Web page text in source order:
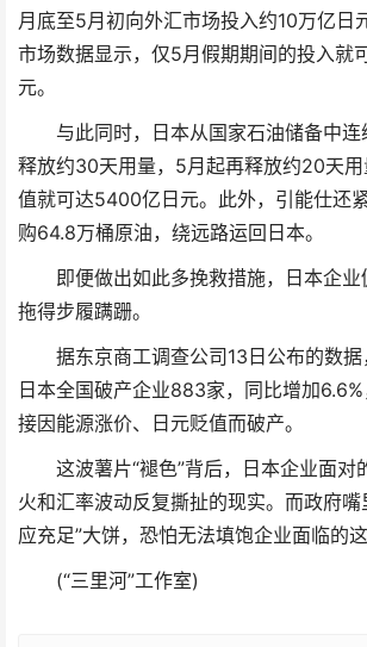
月底至5月初向外汇市场投入约10万亿日
市场数据显示，仅5月假期期间的投入就
元。
与此同时，日本从国家石油储备中连
释放约30天用量，5月起再释放约20天
值就可达5400亿日元。此外，引能仕还
购64.8万桶原油，绕远路运回日本。
即便做出如此多挽救措施，日本企业
拖得步履蹒跚。
据东京商工调查公司13日公布的数据
日本全国破产企业883家，同比增加
接因能源涨价、日元贬值而破产。
这波薯片“褪色”背后，日本企业面对
火和汇率波动反复撕扯的现实。而政府嘴
应充足”大饼，恐怕无法填饱企业面临的这
(“三里河”工作室)